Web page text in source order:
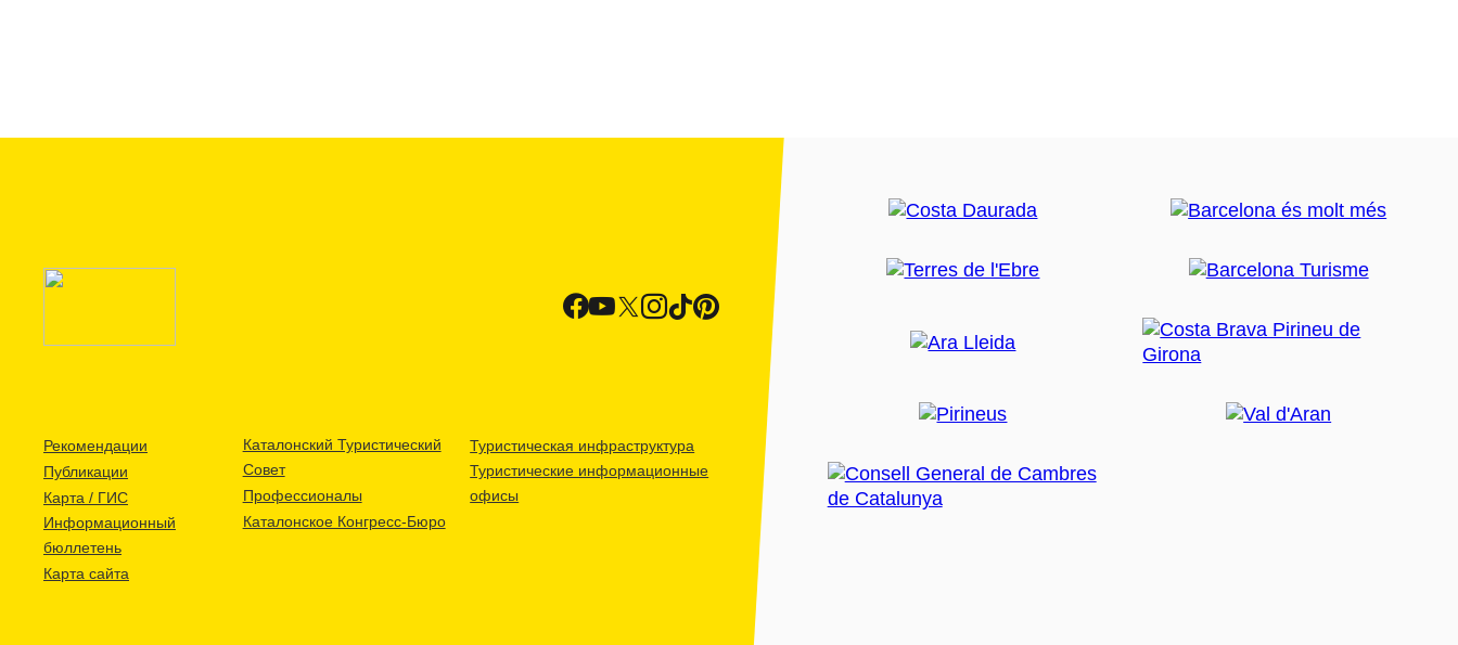
Рекомендации
Публикации
Карта / ГИС
Информационный
бюллетень
Карта сайта
Каталонский Туристический
Совет
Профессионалы
Каталонское Конгресс-Бюро
Туристическая инфраструктура
Туристические информационные
офисы